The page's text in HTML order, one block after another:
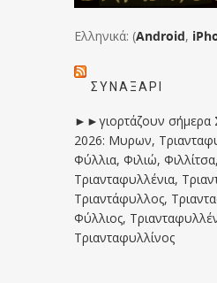
Ελληνικά: (Android,
ΣΥΝΑΞΆΡΙ
►►γιορτάζουν σήμερα
2026: Μυρων,
Φύλλια, Φιλιώ, Φιλλίτσα,
Τριανταφυλλένια,
Τριαντάφυλλος,
Φύλλιος,
Τριανταφυλλίνος